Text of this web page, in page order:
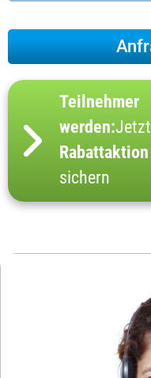
Teilnehmer
werden:Jetzt
Rabattaktion
sichern